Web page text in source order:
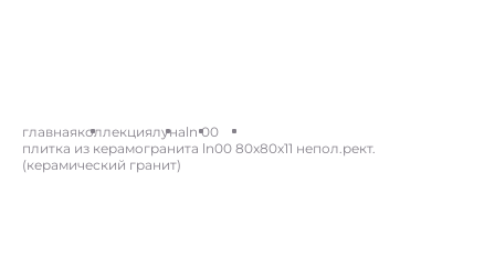
главнаяколлекциялунаln 00
плитка из керамогранита ln00 80x80x11 непол.рект.
(керамический гранит)